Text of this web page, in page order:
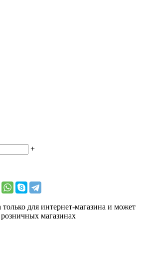
+
для интернет-магазина и может
магазинах